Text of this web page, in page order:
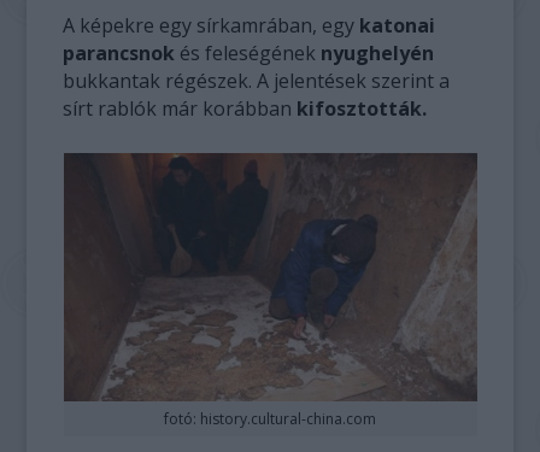
A képekre egy sírkamrában, egy katonai
parancsnok és feleségének nyughelyén
bukkantak régészek. A jelentések szerint a
sírt rablók már korábban kifosztották.
fotó: history.cultural-china.com